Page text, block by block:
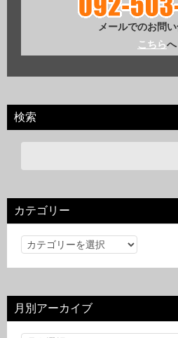
メールでのお問
こちらへ
検索
カテゴリー
カ
リ
ー
月別アーカイブ